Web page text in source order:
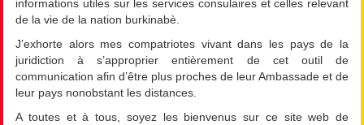
informations utiles sur les services consulaires et celles relevant
de la vie de la nation burkinabè.
J’exhorte alors mes compatriotes vivant dans les pays de la
juridiction à s’approprier entièrement de cet outil de
communication afin d’être plus proches de leur Ambassade et de
leur pays nonobstant les distances.
A toutes et à tous, soyez les bienvenus sur ce site web de